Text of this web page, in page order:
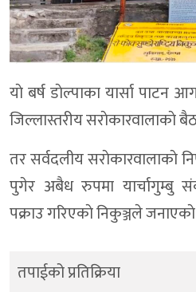
याे बर्ष डाेल्पाका यार्सा पाटन
जिल्लास्तरीय सराेकारवालाकाे
तर सर्वदलीय सराेकारवालाकाे
पुगेर अबैध रुपमा यार्चागुम्बु
पक्राउ गरिएकाे निकुञ्जले
तपाईको प्रतिक्रिया